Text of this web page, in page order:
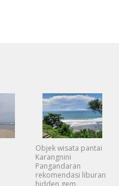
Objek wisata pantai
Karangnini
Pangandaran
rekomendasi liburan